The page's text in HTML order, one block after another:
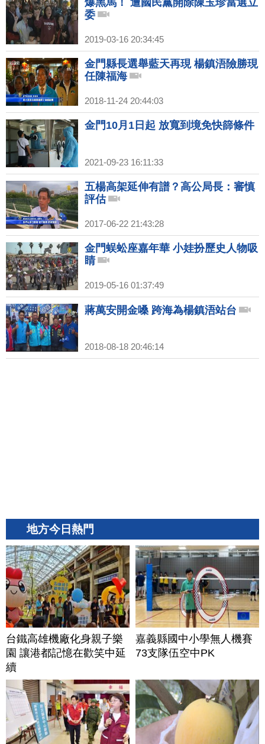
爆黑馬！ 遭國民黨開除陳玉珍當選立
委
2019-03-16 20:34:45
金門縣長選舉藍天再現 楊鎮浯險勝現
任陳福海
2018-11-24 20:44:03
金門10月1日起 放寬到境免快篩條件
2021-09-23 16:11:33
五楊高架延伸有譜？高公局長：審慎
評估
2017-06-22 21:43:28
金門蜈蚣座嘉年華 小娃扮歷史人物吸
睛
2019-05-16 01:37:49
蔣萬安開金嗓 跨海為楊鎮浯站台
2018-08-18 20:46:14
地方今日熱門
台鐵高雄機廠化身親子樂
園 讓港都記憶在歡笑中延
續
嘉義縣國中小學無人機賽
73支隊伍空中PK